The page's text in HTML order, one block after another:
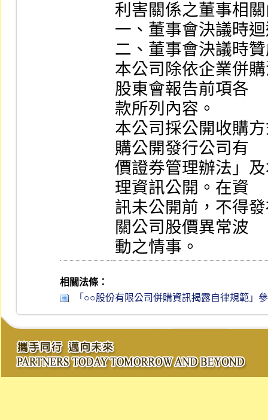
利害關係之董事相
一、董事會決議時
二、董事會決議時
本公司除依企業併
股東會報告前項各
款所列內容。
本公司採公開收購
購公開發行公司有
價證券管理辦法」
理資訊公開。在資
訊未公開前，不得
關公司股價異常波
動之情事。
相關法條：
「○○股份有限公司併購資訊揭露自律規範」